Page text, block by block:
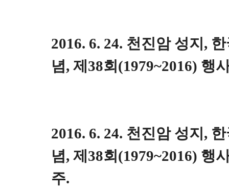
2016. 6. 24. 천진암 성지,
념, 제38회(1979~2016) 행
2016. 6. 24. 천진암 성지,
념, 제38회(1979~2016) 행
주.